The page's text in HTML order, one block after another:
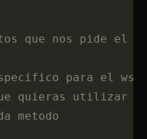
que nos pide el
para el
quieras utilizar
metodo